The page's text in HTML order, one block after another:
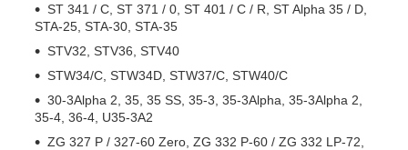
ST 341 / C, ST 371 / 0, ST 401 / C / R, ST Alpha 35 / D,
STA-25, STA-30, STA-35
STV32, STV36, STV40
STW34/C, STW34D, STW37/C, STW40/C
30-3Alpha 2, 35, 35 SS, 35-3, 35-3Alpha, 35-3Alpha 2,
35-4, 36-4, U35-3A2
ZG 327 P / 327-60 Zero, ZG 332 P-60 / ZG 332 LP-72,